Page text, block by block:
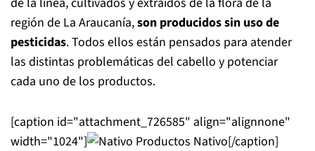
región de La Araucanía,son producidos sin uso de
pesticidas. Todos ellos están pensados para atender
las distintas problemáticas del cabello y potenciar
cada uno de los productos.
[caption id="attachment_726585" align="alignnone"
width="1024"]
Productos Nativo[/caption]